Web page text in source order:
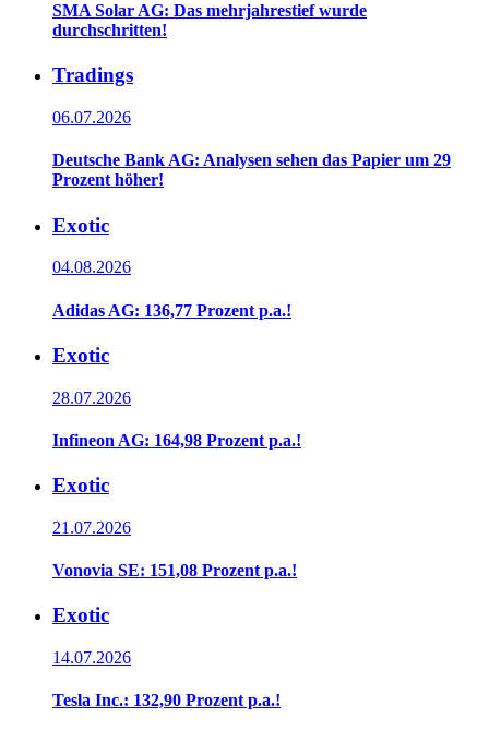
SMA Solar AG: Das mehrjahrestief wurde
durchschritten!
Tradings
06.07.2026
Deutsche Bank AG: Analysen sehen das Papier um 29
Prozent höher!
Exotic
04.08.2026
Adidas AG: 136,77 Prozent p.a.!
Exotic
28.07.2026
Infineon AG: 164,98 Prozent p.a.!
Exotic
21.07.2026
Vonovia SE: 151,08 Prozent p.a.!
Exotic
14.07.2026
Tesla Inc.: 132,90 Prozent p.a.!